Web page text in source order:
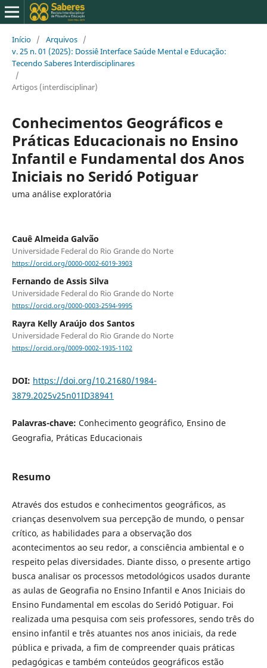
Início / Arquivos /
v. 25 n. 01 (2025): Dossiê Interface Saúde Mental e Educação:
Tecendo Saberes Interdisciplinares
/
Artigos (interdisciplinar)
Conhecimentos Geográficos e
Práticas Educacionais no Ensino
Infantil e Fundamental dos Anos
Iniciais no Seridó Potiguar
uma análise exploratória
Cauê Almeida Galvão
Universidade Federal do Rio Grande do Norte
https://orcid.org/0000-0002-6019-3903
Fernando de Assis Silva
Universidade Federal do Rio Grande do Norte
https://orcid.org/0000-0003-2594-9995
Rayra Kelly Araújo dos Santos
Universidade Federal do Rio Grande do Norte
https://orcid.org/0009-0002-1935-1102
DOI: https://doi.org/10.21680/1984-
3879.2025v25n01ID38941
Palavras-chave: Conhecimento geográfico, Ensino de
Geografia, Práticas Educacionais
Resumo
Através dos estudos e conhecimentos geográficos, as
crianças desenvolvem sua percepção de mundo, o pensar
crítico, as habilidades para a observação dos
acontecimentos ao seu redor, a consciência ambiental e o
respeito pelas diversidades. Diante disso, o presente artigo
busca analisar os processos metodológicos usados durante
as aulas de Geografia no Ensino Infantil e Anos Iniciais do
Ensino Fundamental em escolas do Seridó Potiguar. Foi
realizada uma pesquisa com seis professores, sendo três do
ensino infantil e três atuantes nos anos iniciais, da rede
pública e privada, a fim de compreender quais práticas
pedagógicas e também conteúdos geográficos estão